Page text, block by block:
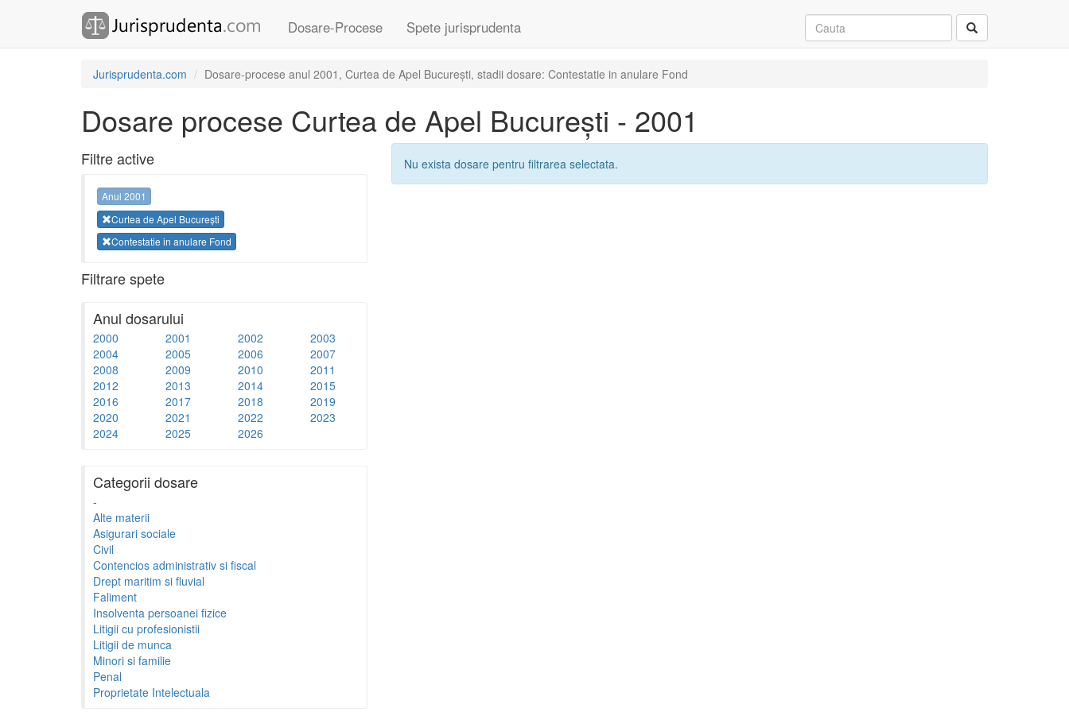
Dosare-Procese Spete jurisprudenta
Jurisprudenta.com Dosare-procese anul 2001, Curtea de Apel București, stadii dosare: Contestatie in anulare Fond
Dosare procese Curtea de Apel București - 2001
Filtre active
Anul 2001
Curtea de Apel București
Contestatie in anulare Fond
Filtrare spete
Anul dosarului
2000 2001 2002
2003
2004
2005 2006
2007
2008
2009 2010
2011
2012
2013 2014
2015
2016
2017 2018
2019
2020
2021 2022
2023
2024
2025 2026
Categorii dosare
-
Alte materii
Asigurari sociale
Civil
Contencios administrativ si fiscal
Drept maritim si fluvial
Faliment
Insolventa persoanei fizice
Litigii cu profesionistii
Litigii de munca
Minori si familie
Penal
Proprietate Intelectuala
Nu exista dosare pentru filtrarea selectata.